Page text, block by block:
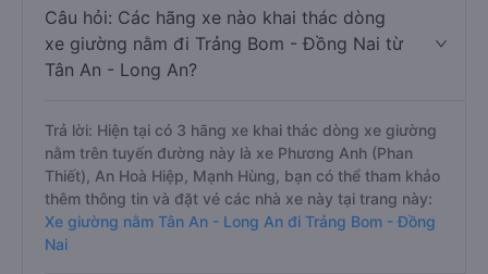
Câu hỏi: Các hãng xe nào khai thác dòng
xe giường nằm đi Trảng Bom - Đồng Nai từ
Tân An - Long An?
Trả lời: Hiện tại có 3 hãng xe khai thác dòng xe giường
nằm trên tuyến đường này là xe Phương Anh (Phan
Thiết), An Hoà Hiệp, Mạnh Hùng, bạn có thể tham khảo
thêm thông tin và đặt vé các nhà xe này tại trang này:
Xe giường nằm Tân An - Long An đi Trảng Bom - Đồng
Nai